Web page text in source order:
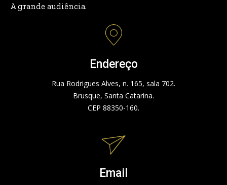
A grande audiência.
Endereço
Rua Rodrigues Alves, n. 165, sala 702.
Brusque, Santa Catarina.
CEP 88350-160.
Email